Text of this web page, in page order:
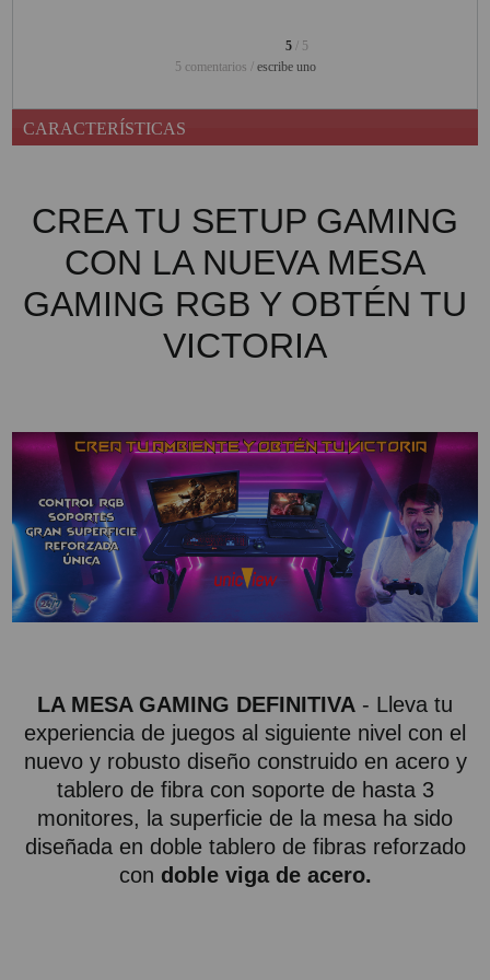
PIZARRAS INTERACTIVAS
PROYECTOR 3D
PROYECTOR CON WIFI
PROYECTOR DE LED
PROYECTOR DE TIRO
ULTRA CORTO
PROYECTOR PARA
EDUCACION
PROYECTOR PARA EL
MUNDIAL 2026
PROYECTOR PARA FUTBOL
PROYECTORES 2K O 4K
SUPER OFERTAS
¿QUÉ MODELO NECESITO?
TIPOS DE PROYECTOR
PANTALLAS DE
5 / 5
5 comentarios / escribe uno
CARACTERÍSTICAS
CREA TU SETUP GAMING
CON LA NUEVA MESA
GAMING RGB Y OBTÉN TU
VICTORIA
LA MESA GAMING DEFINITIVA - Lleva tu
experiencia de juegos al siguiente nivel con el
nuevo y robusto diseño construido en acero y
tablero de fibra con soporte de hasta 3
monitores, la superficie de la mesa ha sido
diseñada en doble tablero de fibras reforzado
con doble viga de acero.